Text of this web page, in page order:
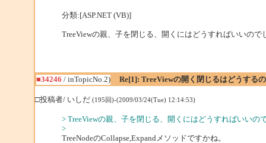
分類:[ASP.NET (VB)]
TreeViewの親、子を閉じる、開くにはどうすればいいので
■34246 / inTopicNo.2) Re[1]: TreeViewの開く閉じるはどうする
□投稿者/ いしだ (195回)-(2009/03/24(Tue) 12:14:53)
> TreeViewの親、子を閉じる、開くにはどうすればいいの
>
TreeNodeのCollapse,Expandメソッドですかね。